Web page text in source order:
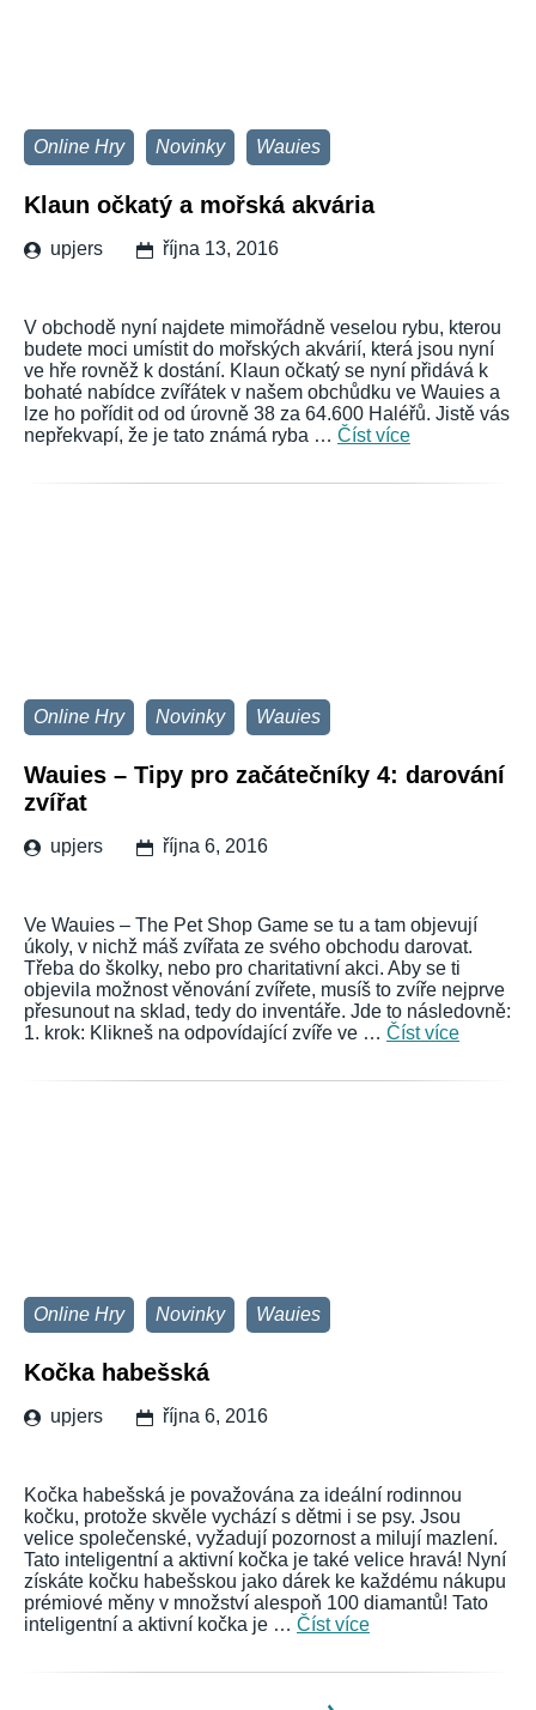
Online Hry Novinky Wauies
Klaun očkatý a mořská akvária
upjers října 13, 2016
V obchodě nyní najdete mimořádně veselou rybu, kterou
budete moci umístit do mořských akvárií, která jsou nyní
ve hře rovněž k dostání. Klaun očkatý se nyní přidává k
bohaté nabídce zvířátek v našem obchůdku ve Wauies a
lze ho pořídit od od úrovně 38 za 64.600 Haléřů. Jistě vás
nepřekvapí, že je tato známá ryba … Číst více
Online Hry Novinky Wauies
Wauies – Tipy pro začátečníky 4: darování
zvířat
upjers října 6, 2016
Ve Wauies – The Pet Shop Game se tu a tam objevují
úkoly, v nichž máš zvířata ze svého obchodu darovat.
Třeba do školky, nebo pro charitativní akci. Aby se ti
objevila možnost věnování zvířete, musíš to zvíře nejprve
přesunout na sklad, tedy do inventáře. Jde to následovně:
1. krok: Klikneš na odpovídající zvíře ve … Číst více
Online Hry Novinky Wauies
Kočka habešská
upjers října 6, 2016
Kočka habešská je považována za ideální rodinnou
kočku, protože skvěle vychází s dětmi i se psy. Jsou
velice společenské, vyžadují pozornost a milují mazlení.
Tato inteligentní a aktivní kočka je také velice hravá! Nyní
získáte kočku habešskou jako dárek ke každému nákupu
prémiové měny v množství alespoň 100 diamantů! Tato
inteligentní a aktivní kočka je … Číst více